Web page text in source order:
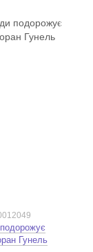
Гунель